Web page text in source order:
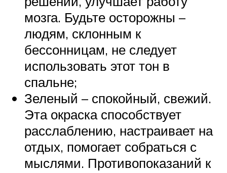
мозга. Будьте осторожны –
людям, склонным к
бессонницам, не следует
использовать этот тон в
спальне;
Зеленый – спокойный, свежий.
Эта окраска способствует
расслаблению, настраивает на
отдых, помогает собраться с
мыслями. Противопоказаний к